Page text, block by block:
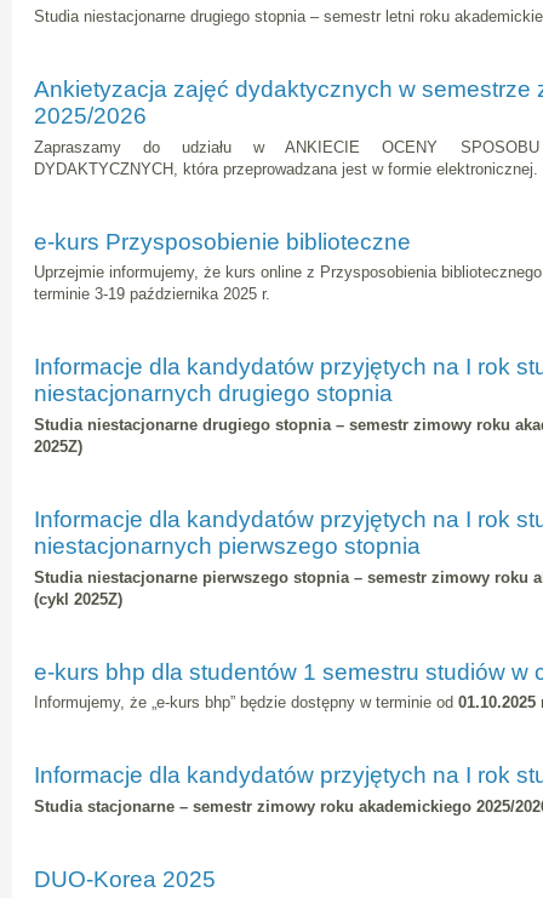
Studia niestacjonarne drugiego stopnia – semestr letni roku
Ankietyzacja zajęć dydaktycznych w semestrze
2025/2026
Zapraszamy do udziału w ANKIECIE OCENY SPOSOBU
DYDAKTYCZNYCH, która przeprowadzana jest w formie elektronicznej.
e-kurs Przysposobienie biblioteczne
Uprzejmie informujemy, że kurs online z Przysposobienia
terminie 3-19 października 2025 r.
Informacje dla kandydatów przyjętych na I rok
niestacjonarnych drugiego stopnia
Studia niestacjonarne drugiego stopnia – semestr zimowy roku
2025Z)
Informacje dla kandydatów przyjętych na I rok
niestacjonarnych pierwszego stopnia
Studia niestacjonarne pierwszego stopnia – semestr zimowy roku
(cykl 2025Z)
e-kurs bhp dla studentów 1 semestru studiów w
Informujemy, że „e-kurs bhp” będzie dostępny w terminie od 01.10.2025
Informacje dla kandydatów przyjętych na I rok
Studia stacjonarne – semestr zimowy roku akademickiego 2025/
DUO-Korea 2025